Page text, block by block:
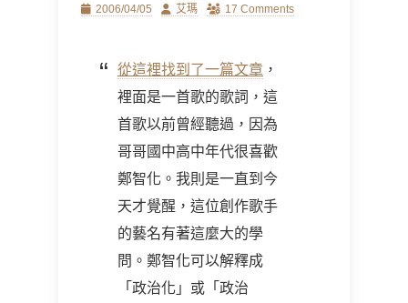
Posted
2006/04/05 Author
艾瑪 17 Comments
從這裡找到了一篇文章 ，
裡面是一首歌的歌詞，這
首歌以前曾經聽過，因為
哥哥國中高中年代很喜歡
鄭智化。我則是一直到今
天才覺醒，這位創作歌手
的藝名有著這麼大的學
問。鄭智化可以解釋成
「政治化」或「政治